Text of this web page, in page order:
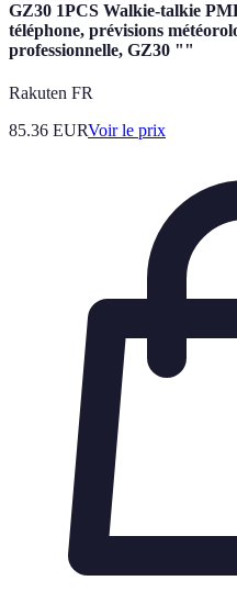
GZ30 1PCS Walkie-talkie
téléphone, prévisions
professionnelle, GZ30 ""
Rakuten FR
85.36 EURVoir le prix